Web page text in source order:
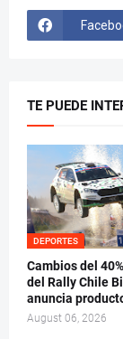
TE PUEDE
DEPORTES
Cambios del
del Rally Chile
anuncia
August 06, 2026